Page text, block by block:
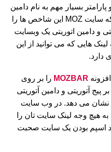
بسیار مهم به نام دامین
آتوریتی و پیج آتوریتی وجود دارد که سایت MOZ این شاخص ها را
و دامین اتوریتی یک وبسایت
هایی که می توانید از این
دارد.
MOZBAR را بر روی
آتوریتی و دامین آتوریتی
نشان می دهد. در وب سایت
هیچ وجه لینک سایت تان را
اسپم بودن یک سایت صحبت